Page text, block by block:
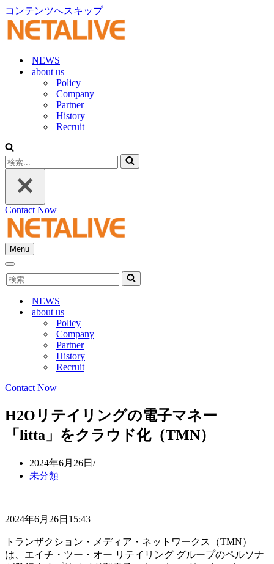
コンテンツへスキップ
NEWS
about us
Policy
Company
Partner
History
Recruit
検
索...
Contact Now
Menu
ナ
ゲ
シ
ョ
ナ
ビ
検
索...
NEWS
about us
Policy
Company
Partner
History
Recruit
Contact Now
H2Oリテイリングの電子マネー
「litta」をクラウド化（TMN）
2024年6月26日
未分類
2024年6月26日15:43
トランザクション・メディア・ネットワークス（TMN）
は、エイチ・ツー・オー リテイリング グループのペルソナ